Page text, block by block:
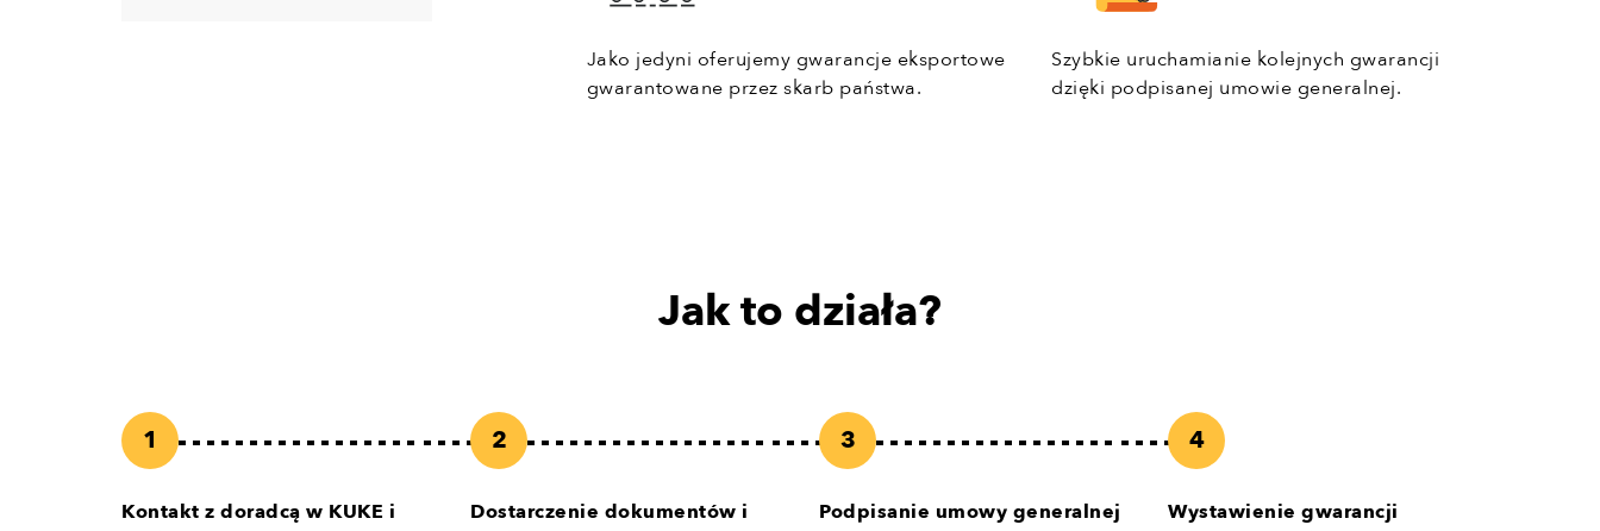
Jako jedyni oferujemy gwarancje eksportowe
gwarantowane przez skarb państwa.
Szybkie uruchamianie kolejnych gwarancji
dzięki podpisanej umowie generalnej.
Jak to działa?
Kontakt z doradcą w KUKE i
Dostarczenie dokumentów i
Podpisanie umowy generalnej
Wystawienie gwarancji